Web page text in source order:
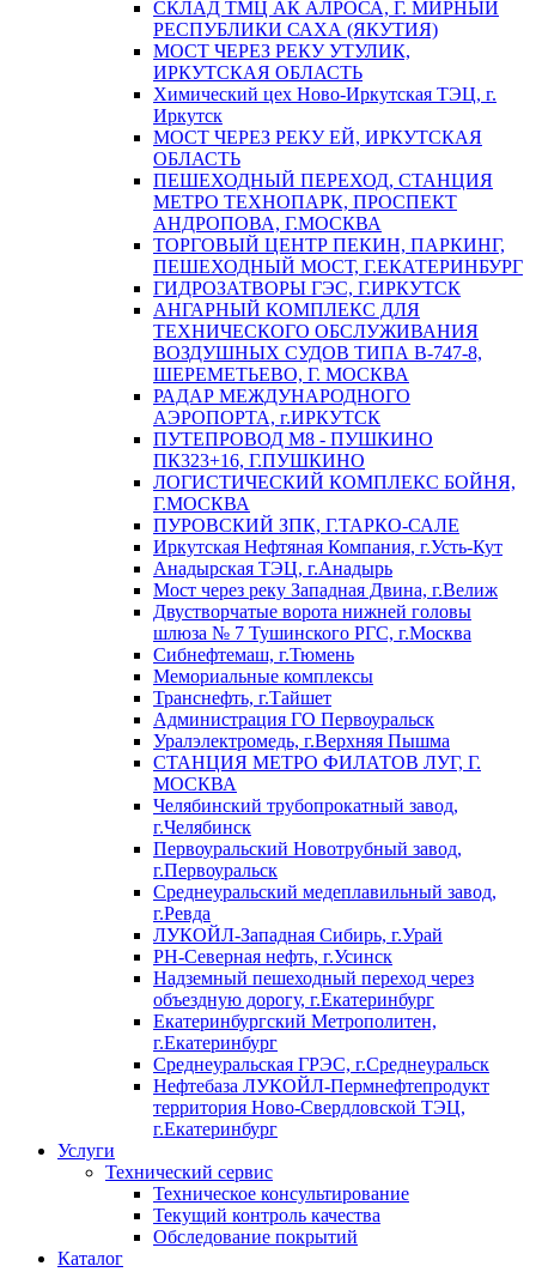
СКЛАД ТМЦ АК АЛРОСА, Г. МИРНЫЙ
РЕСПУБЛИКИ САХА (ЯКУТИЯ)
МОСТ ЧЕРЕЗ РЕКУ УТУЛИК,
ИРКУТСКАЯ ОБЛАСТЬ
Химический цех Ново-Иркутская ТЭЦ, г.
Иркутск
МОСТ ЧЕРЕЗ РЕКУ ЕЙ, ИРКУТСКАЯ
ОБЛАСТЬ
ПЕШЕХОДНЫЙ ПЕРЕХОД, СТАНЦИЯ
МЕТРО ТЕХНОПАРК, ПРОСПЕКТ
АНДРОПОВА, Г.МОСКВА
ТОРГОВЫЙ ЦЕНТР ПЕКИН, ПАРКИНГ,
ПЕШЕХОДНЫЙ МОСТ, Г.ЕКАТЕРИНБУРГ
ГИДРОЗАТВОРЫ ГЭС, Г.ИРКУТСК
АНГАРНЫЙ КОМПЛЕКС ДЛЯ
ТЕХНИЧЕСКОГО ОБСЛУЖИВАНИЯ
ВОЗДУШНЫХ СУДОВ ТИПА В-747-8,
ШЕРЕМЕТЬЕВО, Г. МОСКВА
РАДАР МЕЖДУНАРОДНОГО
АЭРОПОРТА, г.ИРКУТСК
ПУТЕПРОВОД М8 - ПУШКИНО
ПК323+16, Г.ПУШКИНО
ЛОГИСТИЧЕСКИЙ КОМПЛЕКС БОЙНЯ,
Г.МОСКВА
ПУРОВСКИЙ ЗПК, Г.ТАРКО-САЛЕ
Иркутская Нефтяная Компания, г.Усть-Кут
Анадырская ТЭЦ, г.Анадырь
Мост через реку Западная Двина, г.Велиж
Двустворчатые ворота нижней головы
шлюза № 7 Тушинского РГС, г.Москва
Сибнефтемаш, г.Тюмень
Мемориальные комплексы
Транснефть, г.Тайшет
Администрация ГО Первоуральск
Уралэлектромедь, г.Верхняя Пышма
СТАНЦИЯ МЕТРО ФИЛАТОВ ЛУГ, Г.
МОСКВА
Челябинский трубопрокатный завод,
г.Челябинск
Первоуральский Новотрубный завод,
г.Первоуральск
Среднеуральский медеплавильный завод,
г.Ревда
ЛУКОЙЛ-Западная Сибирь, г.Урай
РН-Северная нефть, г.Усинск
Надземный пешеходный переход через
объездную дорогу, г.Екатеринбург
Екатеринбургский Метрополитен,
г.Екатеринбург
Среднеуральская ГРЭС, г.Среднеуральск
Нефтебаза ЛУКОЙЛ-Пермнефтепродукт
территория Ново-Свердловской ТЭЦ,
г.Екатеринбург
Услуги
Технический сервис
Техническое консультирование
Текущий контроль качества
Обследование покрытий
Каталог